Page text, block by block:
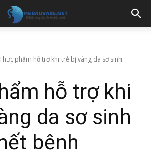
phẩm hỗ trợ khi trẻ bị vàng da sơ sinh
hỗ trợ khi
da sơ sinh
bệnh